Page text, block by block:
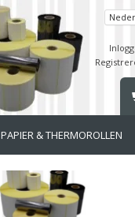
PAPIER & THERMOROLLEN